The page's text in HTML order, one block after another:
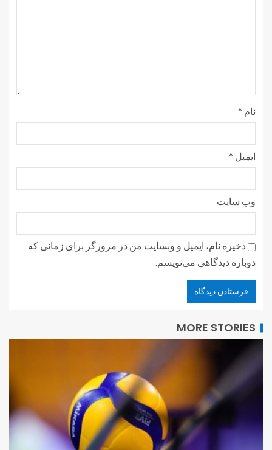
نام *
ایمیل *
وب‌ سایت
ذخیره نام، ایمیل و وبسایت من در مرورگر برای زمانی که
دوباره دیدگاهی می‌نویسم.
MORE STORIES